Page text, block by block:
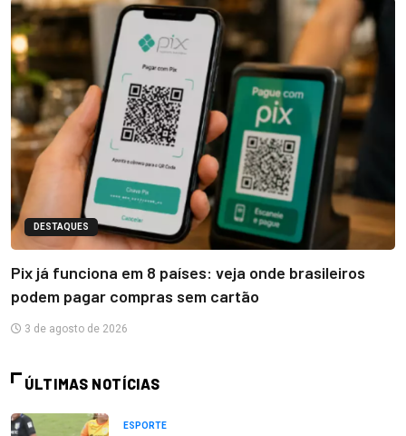
DESTAQUES
Pix já funciona em 8 países: veja onde brasileiros
podem pagar compras sem cartão
3 de agosto de 2026
ÚLTIMAS NOTÍCIAS
ESPORTE